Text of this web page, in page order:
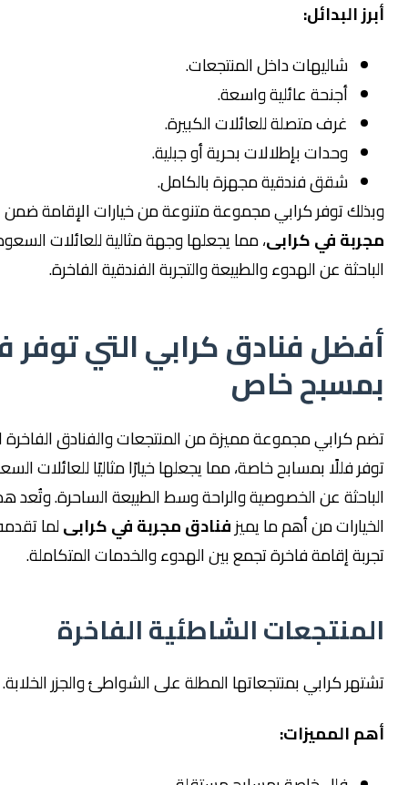
شاليهات داخل المنتجعات.
أجنحة عائلية واسعة.
غرف متصلة للعائلات الكبيرة.
وحدات بإطلالات بحرية أو جبلية.
شقق فندقية مجهزة بالكامل.
توفر كرابي مجموعة متنوعة من خيارات الإقامة ضمنفنادق
في كرابى، مما يجعلها وجهة مثالية للعائلات السعودية
عن الهدوء والطبيعة والتجربة الفندقية الفاخرة.
فنادق كرابي التي توفر فلل
خاص
مجموعة مميزة من المنتجعات والفنادق الفاخرة التي
بمسابح خاصة، مما يجعلها خيارًا مثاليًا للعائلات السعودية
عن الخصوصية والراحة وسط الطبيعة الساحرة. وتُعد هذه
من أهم ما يميزفنادق مجربة في كرابىلما تقدمه من
فاخرة تجمع بين الهدوء والخدمات المتكاملة.
الشاطئية الفاخرة
بمنتجعاتها المطلة على الشواطئ والجزر الخلابة.